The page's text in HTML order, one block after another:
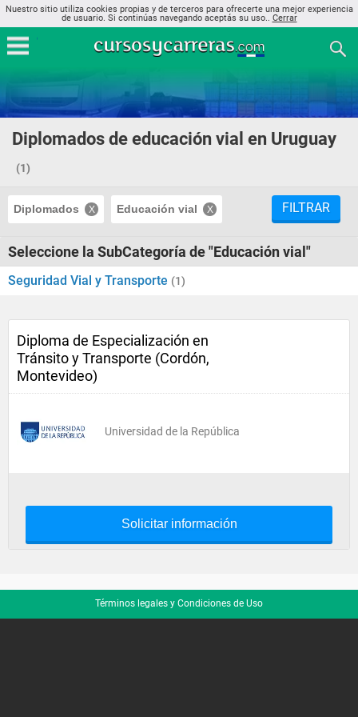
Nuestro sitio utiliza cookies propias y de terceros para ofrecerte una mejor experiencia
de usuario. Si continúas navegando aceptás su uso.. Cerrar
Diplomados de educación vial en Uruguay
(1)
Diplomados Educación vial FILTRAR
Seleccione la SubCategoría de "Educación vial"
Seguridad Vial y Transporte (1)
Diploma de Especialización en
Tránsito y Transporte (Cordón,
Montevideo)
Universidad de la República
Solicitar información
Términos legales y Condiciones de Uso